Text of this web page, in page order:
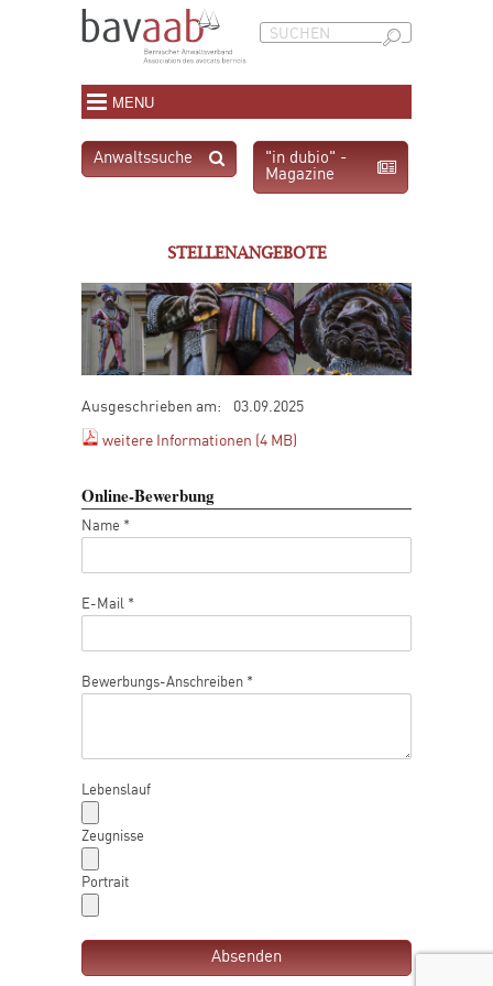
MENU
Anwaltssuche
"in dubio" -
Magazine
STELLENANGEBOTE
Ausgeschrieben am: 03.09.2025
weitere Informationen (4 MB)
Online-Bewerbung
Name *
E-Mail *
Bewerbungs-Anschreiben *
Lebenslauf
Zeugnisse
Portrait